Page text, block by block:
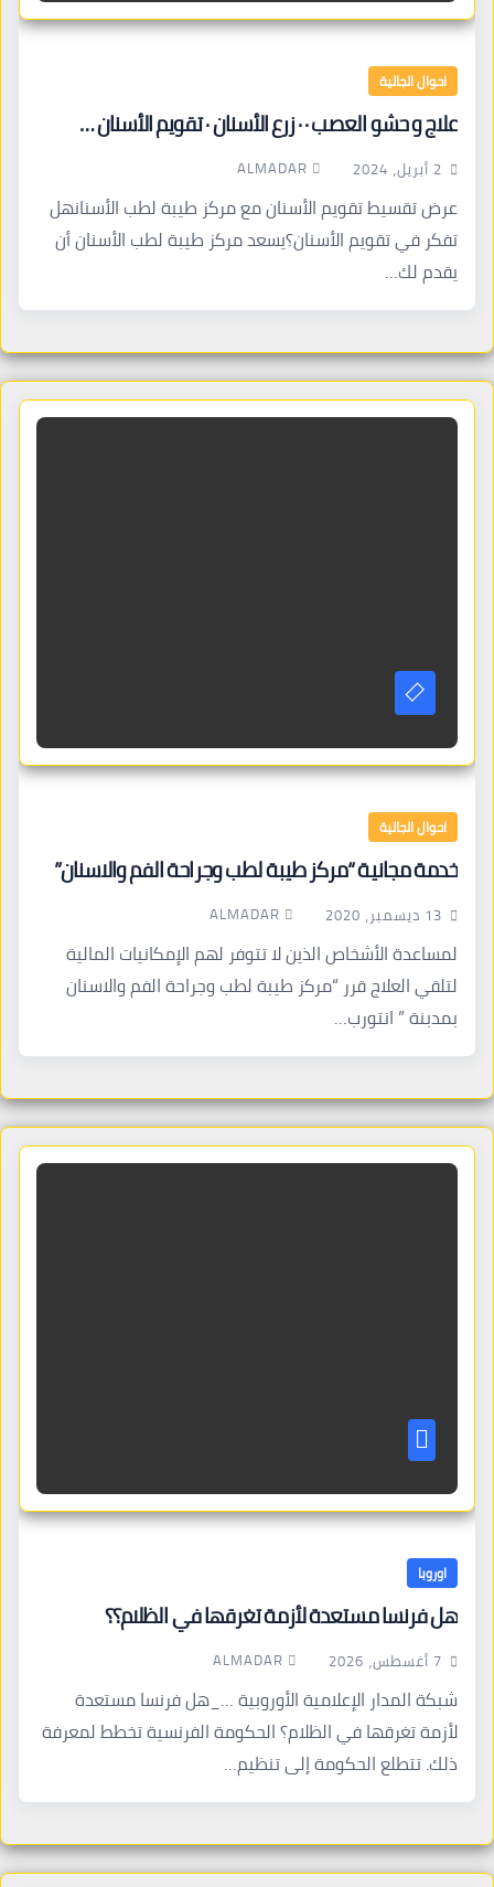
احوال الجالية
علاج و حشو العصب · · زرع الأسنان · تقويم الأسنان …
2 أبريل، 2024 ALMADAR
عرض تقسيط تقويم الأسنان مع مركز طيبة لطب الأسنانهل
تفكر في تقويم الأسنان؟يسعد مركز طيبة لطب الأسنان أن
يقدم لك…
احوال الجالية
خدمة مجانية “مركز طيبة لطب وجراحة الفم والاسنان”
13 ديسمبر، 2020 ALMADAR
لمساعدة الأشخاص الذين لا تتوفر لهم الإمكانيات المالية
لتلقي العلاج قرر “مركز طيبة لطب وجراحة الفم والاسنان
بمدبنة ” انتورب…
اوروبا
هل فرنسا مستعدة لأزمة تغرقها في الظلام؟؟
7 أغسطس، 2026 ALMADAR
شبكة المدار الإعلامية الأوروبية …_هل فرنسا مستعدة
لأزمة تغرقها في الظلام؟ الحكومة الفرنسية تخطط لمعرفة
ذلك. تتطلع الحكومة إلى تنظيم…